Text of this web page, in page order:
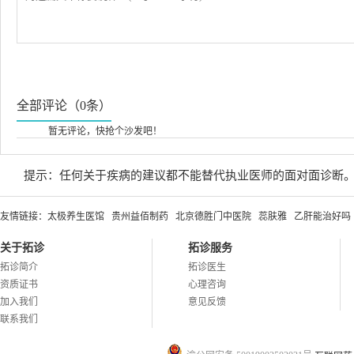
全部评论（0条）
暂无评论，快抢个沙发吧！
提示：任何关于疾病的建议都不能替代执业医师的面对面诊断
友情链接： 太极养生医馆 贵州益佰制药 北京德胜门中医院 蕊肤雅 乙肝能治好吗
关于拓诊
拓诊简介
资质证书
加入我们
联系我们
拓诊服务
拓诊医生
心理咨询
意见反馈